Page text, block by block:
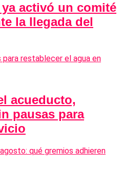
activó un comité
la llegada del
acueducto,
pausas para